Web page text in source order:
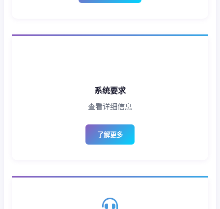
系统要求
查看详细信息
了解更多